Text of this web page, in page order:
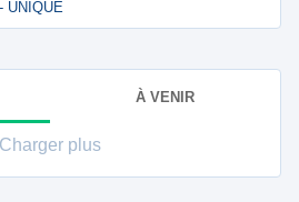
UNIQUE
À VENIR
Charger plus